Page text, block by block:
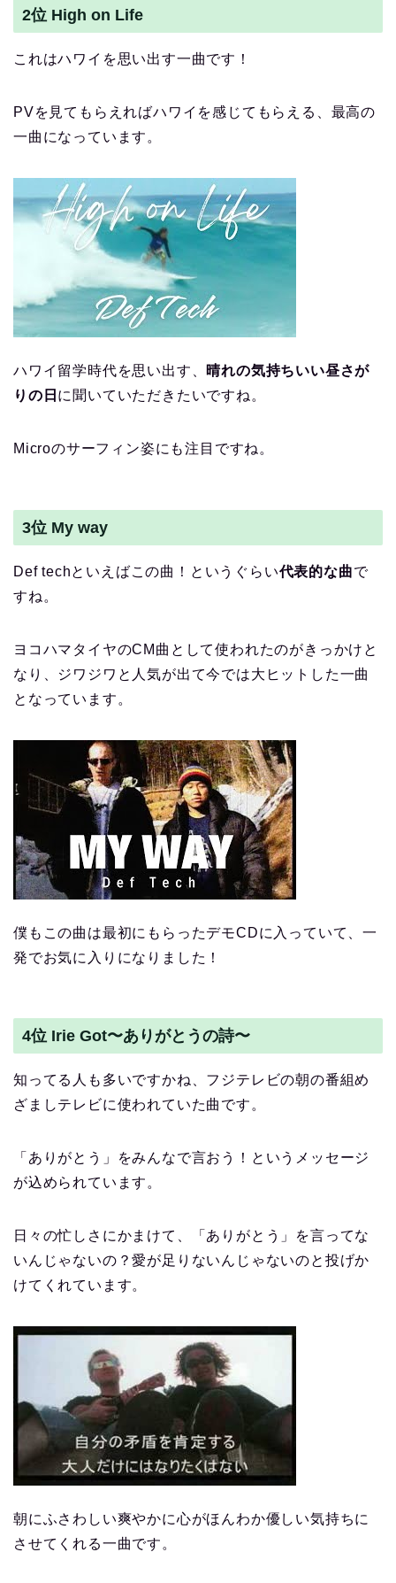
2位 High on Life
これはハワイを思い出す一曲です！
PVを見てもらえればハワイを感じてもらえる、最高の
一曲になっています。
ハワイ留学時代を思い出す、 晴れの気持ちいい昼さが
りの日 に聞いていただきたいですね。
Microのサーフィン姿にも注目ですね。
3位 My way
Def techといえばこの曲！というぐらい代表的な曲で
すね。
ヨコハマタイヤのCM曲として使われたのがきっかけと
なり、ジワジワと人気が出て今では大ヒットした一曲
となっています。
僕もこの曲は最初にもらったデモCDに入っていて、一
発でお気に入りになりました！
4位 Irie Got〜ありがとうの詩〜
知ってる人も多いですかね、フジテレビの朝の番組め
ざましテレビに使われていた曲です。
「ありがとう」をみんなで言おう！というメッセージ
が込められています。
日々の忙しさにかまけて、「ありがとう」を言ってな
いんじゃないの？愛が足りないんじゃないのと投げか
けてくれています。
朝にふさわしい爽やかに心がほんわか優しい気持ちに
させてくれる一曲です。